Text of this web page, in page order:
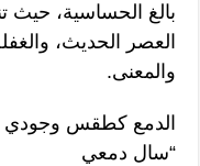
بالغ الحساسية، حيث
العصر الحديث،
والمعنى.
الدمع كطقس وجودي
“سال دمعي